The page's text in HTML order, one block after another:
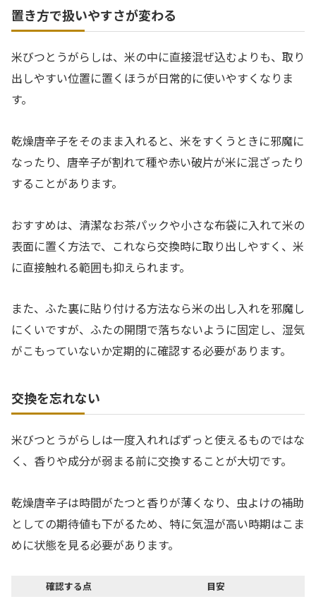
置き方で扱いやすさが変わる
米びつとうがらしは、米の中に直接混ぜ込むよりも、取り
出しやすい位置に置くほうが日常的に使いやすくなりま
す。
乾燥唐辛子をそのまま入れると、米をすくうときに邪魔に
なったり、唐辛子が割れて種や赤い破片が米に混ざったり
することがあります。
おすすめは、清潔なお茶パックや小さな布袋に入れて米の
表面に置く方法で、これなら交換時に取り出しやすく、米
に直接触れる範囲も抑えられます。
また、ふた裏に貼り付ける方法なら米の出し入れを邪魔し
にくいですが、ふたの開閉で落ちないように固定し、湿気
がこもっていないか定期的に確認する必要があります。
交換を忘れない
米びつとうがらしは一度入れればずっと使えるものではな
く、香りや成分が弱まる前に交換することが大切です。
乾燥唐辛子は時間がたつと香りが薄くなり、虫よけの補助
としての期待値も下がるため、特に気温が高い時期はこま
めに状態を見る必要があります。
確認する点
目安